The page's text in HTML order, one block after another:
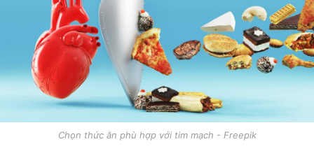
Chọn thức ăn phù hợp với tim mạch - Freepik